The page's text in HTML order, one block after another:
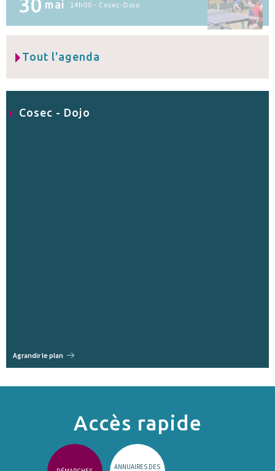
mai 14h00 - Cosec-Dojo
Tout l'agenda
Cosec - Dojo
Agrandir le plan
Accès rapide
ANNUAIRES DES